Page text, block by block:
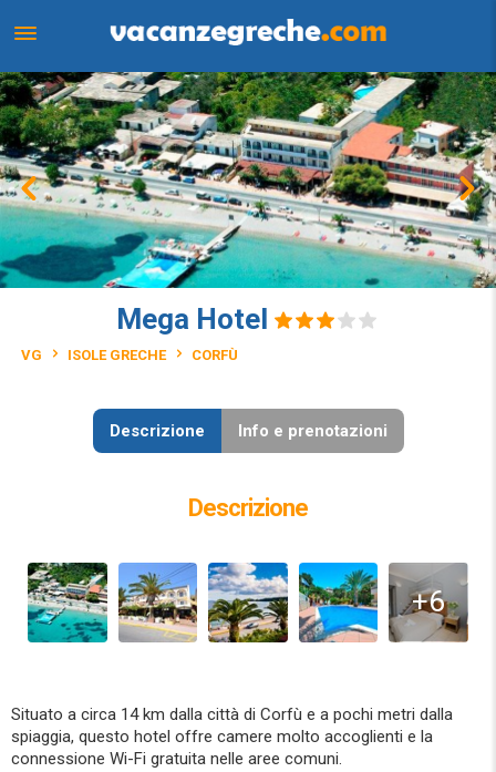
Mega Hotel
VG ISOLE GRECHE CORFÙ
Descrizione Info e prenotazioni
Descrizione
+6
Situato a circa 14 km dalla città di Corfù e a pochi metri dalla
spiaggia, questo hotel offre camere molto accoglienti e la
connessione Wi-Fi gratuita nelle aree comuni.